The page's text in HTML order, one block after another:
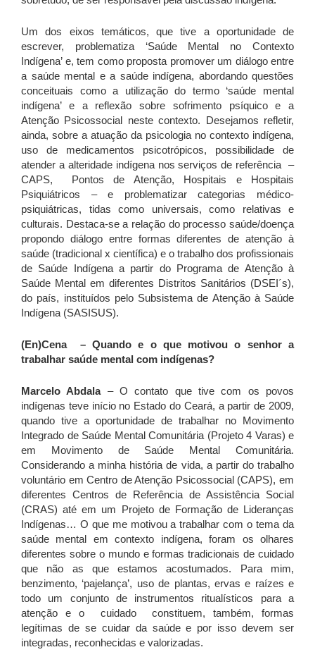
Um dos eixos temáticos, que tive a oportunidade de
escrever, problematiza ‘Saúde Mental no Contexto
Indígena’ e, tem como proposta promover um diálogo entre
a saúde mental e a saúde indígena, abordando questões
conceituais como a utilização do termo ‘saúde mental
indígena’ e a reflexão sobre sofrimento psíquico e a
Atenção Psicossocial neste contexto. Desejamos refletir,
ainda, sobre a atuação da psicologia no contexto indígena,
uso de medicamentos psicotrópicos, possibilidade de
atender a alteridade indígena nos serviços de referência –
CAPS, Pontos de Atenção, Hospitais e Hospitais
Psiquiátricos – e problematizar categorias médico-
psiquiátricas, tidas como universais, como relativas e
culturais. Destaca-se a relação do processo saúde/doença
propondo diálogo entre formas diferentes de atenção à
saúde (tradicional x científica) e o trabalho dos profissionais
de Saúde Indígena a partir do Programa de Atenção à
Saúde Mental em diferentes Distritos Sanitários (DSEI´s),
do país, instituídos pelo Subsistema de Atenção à Saúde
Indígena (SASISUS).
(En)Cena – Quando e o que motivou o senhor a
trabalhar saúde mental com indígenas?
Marcelo Abdala– O contato que tive com os povos
indígenas teve início no Estado do Ceará, a partir de 2009,
quando tive a oportunidade de trabalhar no Movimento
Integrado de Saúde Mental Comunitária (Projeto 4 Varas) e
em Movimento de Saúde Mental Comunitária.
Considerando a minha história de vida, a partir do trabalho
voluntário em Centro de Atenção Psicossocial (CAPS), em
diferentes Centros de Referência de Assistência Social
(CRAS) até em um Projeto de Formação de Lideranças
Indígenas… O que me motivou a trabalhar com o tema da
saúde mental em contexto indígena, foram os olhares
diferentes sobre o mundo e formas tradicionais de cuidado
que não as que estamos acostumados. Para mim,
benzimento, ‘pajelança’, uso de plantas, ervas e raízes e
todo um conjunto de instrumentos ritualísticos para a
atenção e o cuidado constituem, também, formas
legítimas de se cuidar da saúde e por isso devem ser
integradas, reconhecidas e valorizadas.